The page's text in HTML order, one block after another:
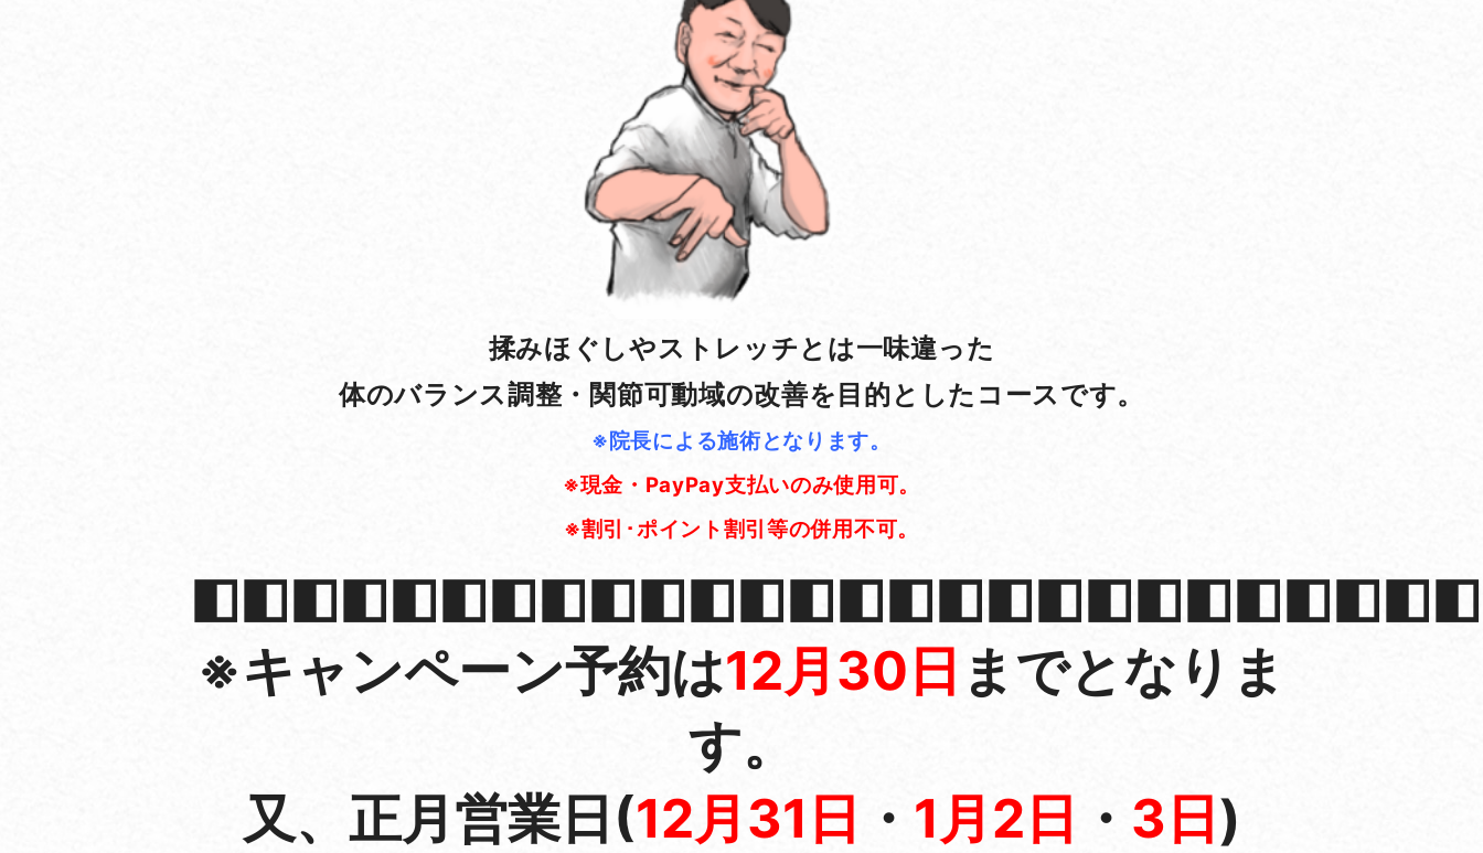
揉みほぐしやストレッチとは一味違った
体のバランス調整・関節可動域の改善を目的としたコースです。
※院長による施術となります。
※現金・ PayPay支払いのみ使用可。
※割引･ポイント割引等の併用不可。
※キャンペーン予約は12月30日 までとなりま
す。
又、正月営業日(12月31日 ・ 1月2日 ・ 3日 )